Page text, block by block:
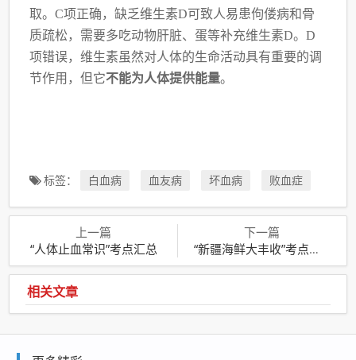
取。C项正确，缺乏维生素D可致人易患佝偻病和骨
质疏松，需要多吃动物肝脏、蛋等补充维生素D。D
项错误，维生素虽然对人体的生命活动具有重要的调
节作用，但它不能为人体提供能量。
标签： 白血病 血友病 坏血病 败血症
上一篇
“人体止血常识”考点汇总
下一篇
“新疆海鲜大丰收”考点汇总
相关文章